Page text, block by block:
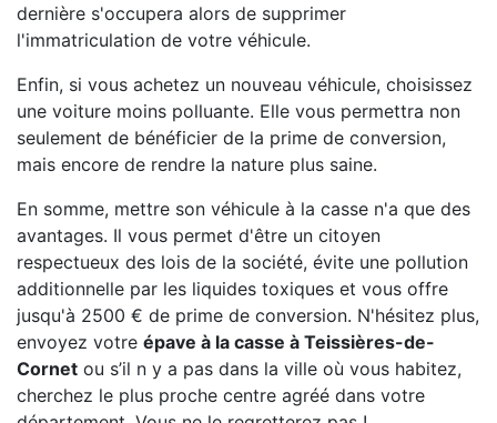
dernière s'occupera alors de supprimer
l'immatriculation de votre véhicule.
Enfin, si vous achetez un nouveau véhicule, choisissez
une voiture moins polluante. Elle vous permettra non
seulement de bénéficier de la prime de conversion,
mais encore de rendre la nature plus saine.
En somme, mettre son véhicule à la casse n'a que des
avantages. Il vous permet d'être un citoyen
respectueux des lois de la société, évite une pollution
additionnelle par les liquides toxiques et vous offre
jusqu'à 2500 € de prime de conversion. N'hésitez plus,
envoyez votre épave à la casse à Teissières-de-
Cornet ou s’il n y a pas dans la ville où vous habitez,
cherchez le plus proche centre agréé dans votre